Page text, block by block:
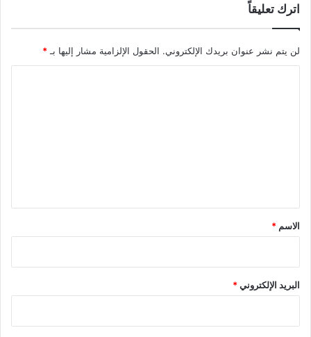
اترك تعليقاً
لن يتم نشر عنوان بريدك الإلكتروني. الحقول الإلزامية مشار إليها بـ *
*
الاسم *
البريد الإلكتروني*